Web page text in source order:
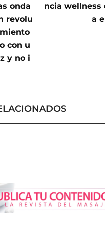
onda
revolu
con u
y no i
ncia wellness
a
gira hacia la
buscan verse